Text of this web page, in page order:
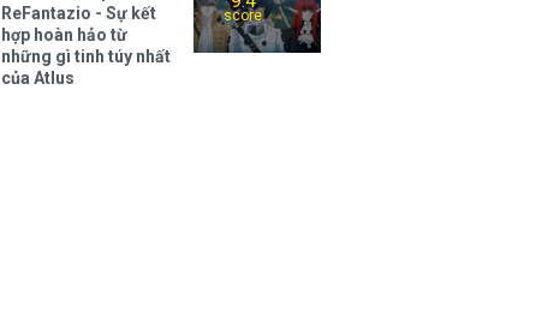
score
ReFantazio - Sự kết
hợp hoàn hảo từ
những gì tinh túy nhất
của Atlus